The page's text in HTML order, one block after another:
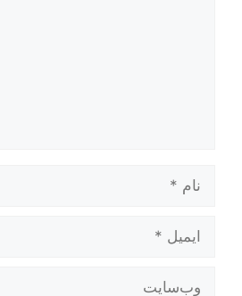
ایمیل
وب‌سایت